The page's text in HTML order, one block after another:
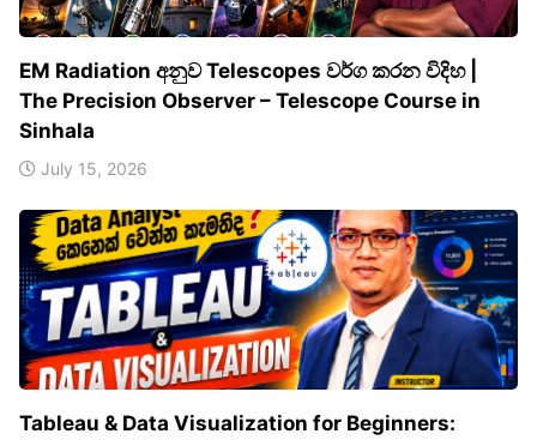
EM Radiation අනුව Telescopes වර්ග කරන විදිහ |
The Precision Observer – Telescope Course in
Sinhala
July 15, 2026
Tableau & Data Visualization for Beginners: